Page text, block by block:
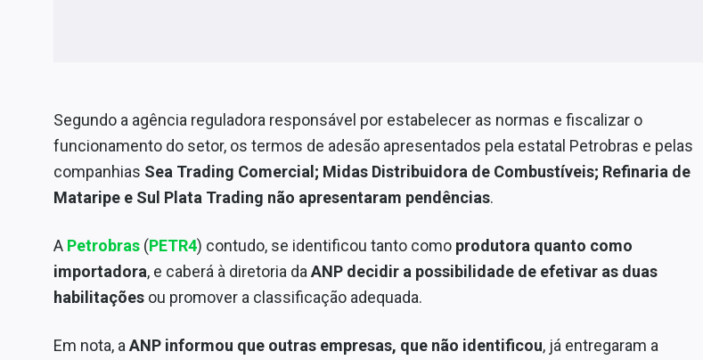
Segundo a agência reguladora responsável por estabelecer as normas e fiscalizar o
funcionamento do setor, os termos de adesão apresentados pela estatal Petrobras e pelas
companhias Sea Trading Comercial; Midas Distribuidora de Combustíveis; Refinaria de
Mataripe e Sul Plata Trading não apresentaram pendências.
A Petrobras (PETR4) contudo, se identificou tanto como produtora quanto como
importadora, e caberá à diretoria da ANP decidir a possibilidade de efetivar as duas
habilitações ou promover a classificação adequada.
Em nota, a ANP informou que outras empresas, que não identificou, já entregaram a